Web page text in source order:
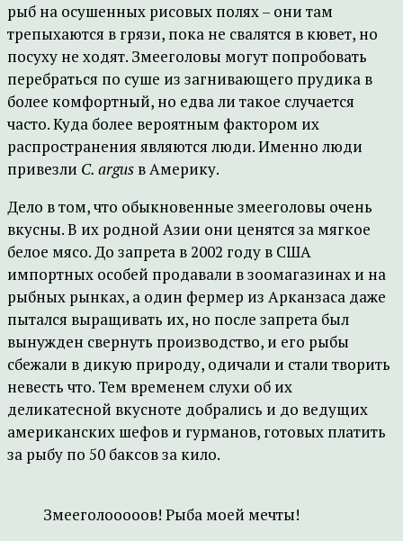
рыб на осушенных рисовых полях – они там
трепыхаются в грязи, пока не свалятся в кювет, но
посуху не ходят. Змееголовы могут попробовать
перебраться по суше из загнивающего прудика в
более комфортный, но едва ли такое случается
часто. Куда более вероятным фактором их
распространения являются люди. Именно люди
привезли C. argus в Америку.
Дело в том, что обыкновенные змееголовы очень
вкусны. В их родной Азии они ценятся за мягкое
белое мясо. До запрета в 2002 году в США
импортных особей продавали в зоомагазинах и на
рыбных рынках, а один фермер из Арканзаса даже
пытался выращивать их, но после запрета был
вынужден свернуть производство, и его рыбы
сбежали в дикую природу, одичали и стали творить
невесть что. Тем временем слухи об их
деликатесной вкусноте добрались и до ведущих
американских шефов и гурманов, готовых платить
за рыбу по 50 баксов за кило.
Змееголооооов! Рыба моей мечты!